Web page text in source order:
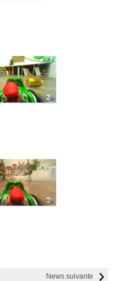
News suivante